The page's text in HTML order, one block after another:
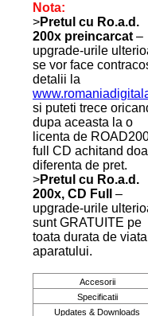
Nota:
>Pretul cu Ro.a.d.
200x preincarcat –
upgrade-urile
se vor face
detalii la
si puteti trece
dupa aceasta la o
licenta de
full CD achitand
diferenta de pret.
>Pretul cu Ro.a.d.
200x, CD Full –
upgrade-urile
sunt GRATUITE pe
toata durata de
aparatului.
Accesorii
Specificatii
Updates & Downloads